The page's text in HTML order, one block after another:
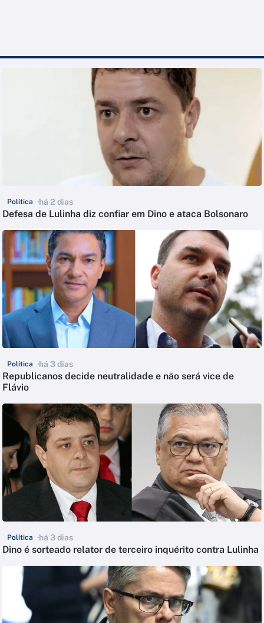
Política há 2 dias
Defesa de Lulinha diz confiar em Dino e ataca Bolsonaro
Política há 3 dias
Republicanos decide neutralidade e não será vice de
Flávio
Política há 3 dias
Dino é sorteado relator de terceiro inquérito contra Lulinha